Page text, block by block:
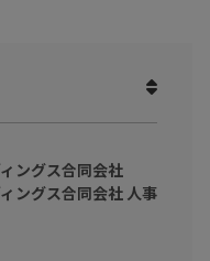
2019 for SDGs」を受賞
くことの大切さとその考
ると「働き方改革」の目
ングス合同会社
ングス合同会社 人事